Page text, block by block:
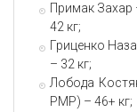
Примак Захар
42 кг;
Гриценко
– 32 кг;
Лобода
РМР) – 46+ кг;